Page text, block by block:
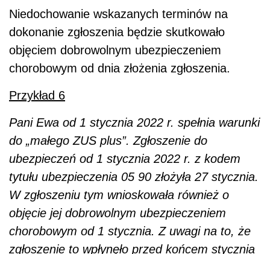
Niedochowanie wskazanych terminów na
dokonanie zgłoszenia będzie skutkowało
objęciem dobrowolnym ubezpieczeniem
chorobowym od dnia złożenia zgłoszenia.
Przykład 6
Pani Ewa od 1 stycznia 2022 r. spełnia warunki
do „małego ZUS plus”. Zgłoszenie do
ubezpieczeń od 1 stycznia 2022 r. z kodem
tytułu ubezpieczenia 05 90 złożyła 27 stycznia.
W zgłoszeniu tym wnioskowała również o
objęcie jej dobrowolnym ubezpieczeniem
chorobowym od 1 stycznia. Z uwagi na to, że
zgłoszenie to wpłynęło przed końcem stycznia